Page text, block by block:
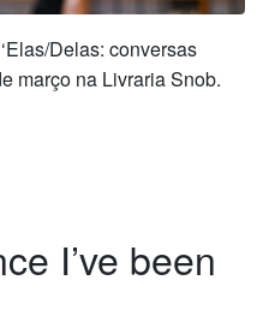
Delas: conversas
março na Livraria Snob.
I’ve been